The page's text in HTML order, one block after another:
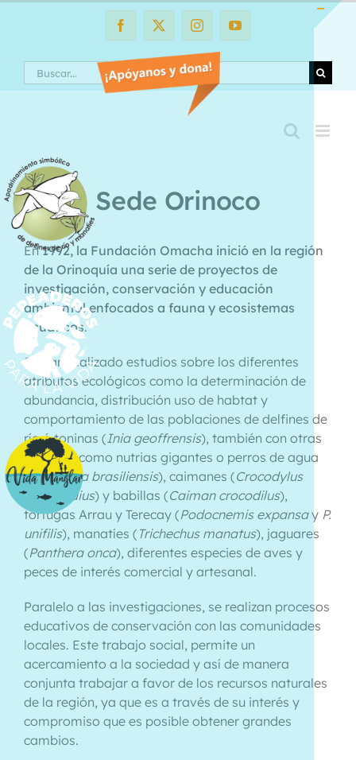
Facebook
X InstagramYouTube
Search
Sede Orinoco
En1992, la Fundación Omacha inició en la región
de la Orinoquía una serie de proyectos de
investigación, conservación y educación
ambiental enfocados a fauna y ecosistemas
acuáticos.
Se han realizado estudios sobre los diferentes
atributos ecológicos como la determinación de
abundancia, distribución uso de habtat y
comportamiento de las poblaciones de delfines de
río ó toninas (Inia geoffrensis), también con otras
especies como nutrias gigantes o perros de agua
(Pteronura brasiliensis), caimanes (Crocodylus
intermedius) y babillas (Caiman crocodilus),
tortugas Arrau y Terecay (Podocnemis expansay P.
unifilis), manatíes ( Trichechus manatus), jaguares
(Panthera onca), diferentes especies de aves y
peces de interés comercial y artesanal.
Paralelo a las investigaciones, se realizan procesos
educativos de conservación con las comunidades
locales. Este trabajo social, permite un
acercamiento a la sociedad y así de manera
conjunta trabajar a favor de los recursos naturales
de la región, ya que es a través de su interés y
compromiso que es posible obtener grandes
cambios.
Bar
Area